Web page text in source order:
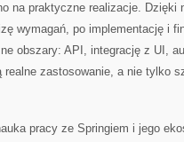
na praktyczne realizacje. Dzięki
wymagań, po implementację i
obszary: API, integrację z UI,
zastosowanie, a nie tylko
pracy ze Springiem i jego